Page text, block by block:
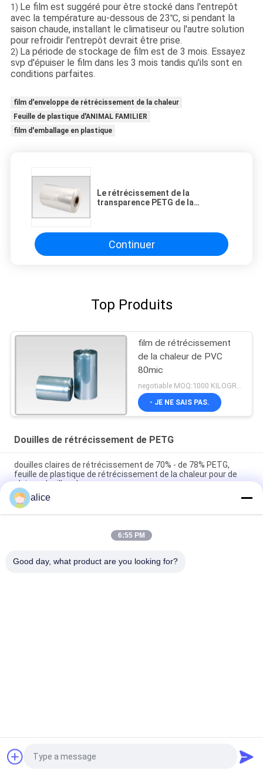
1) Le film est suggéré pour être stocké dans l'entrepôt
avec la température au-dessous de 23℃, si pendant la
saison chaude, installant le climatiseur ou l'autre solution
pour refroidir l'entrepôt devrait être prise.
2) La période de stockage de film est de 3 mois. Essayez
svp d'épuiser le film dans les 3 mois tandis qu'ils sont en
conditions parfaites.
film d'enveloppe de rétrécissement de la chaleur
Feuille de plastique d'ANIMAL FAMILIER
film d'emballage en plastique
Le rétrécissement de la
transparence PETG de la
pour le label
Continuer
Top Produits
film de rétrécissement
de la chaleur de PVC
80mic
negotiable MOQ:1000 KILOGRAMMES
- JE NE SAIS PAS.
Douilles de rétrécissement de PETG
douilles claires de rétrécissement de 70% - de 78% PETG,
feuille de plastique de rétrécissement de la chaleur pour de
pleines douilles de corps
40mic films rétrécissables transparents d'impression de label
de l'ANIMAL FAMILIER/PETG pour des produits d'entretien
PVC 40mic thermo - rassemblement des douilles matérielles
D'ANIMAL FAMILIER
Demandez un devis
alice
6:55 PM
Good day, what product are you looking for?